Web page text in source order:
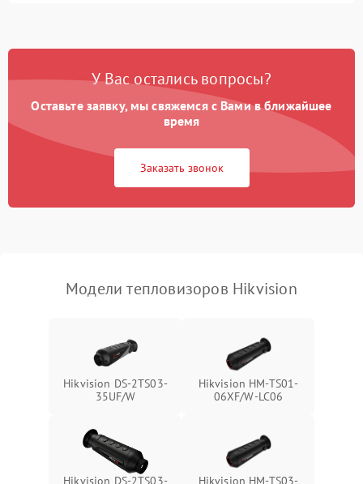
Проблемы с объективом
У Вас остались вопросы?
Оставьте заявку, мы свяжемся с Вами в ближайшее
время
Заказать звонок
Модели тепловизоров Hikvision
Hikvision DS-2TS03-
35UF/W
Hikvision HM-TS01-
06XF/W-LC06
Hikvision DS-2TS03-
Hikvision HM-TS03-